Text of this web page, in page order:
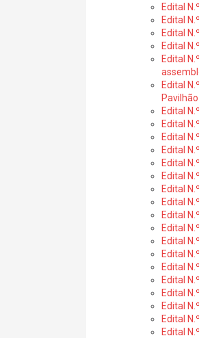
Edital
Edital
Edital
Edital
Edital
Edital
Edital
Edital
Edital
Edital
Edital
Edital
Edital
Edital
Edital
Edital
Edital
Edital
Edital
Edital
Edital
Edital
Edital
Edital